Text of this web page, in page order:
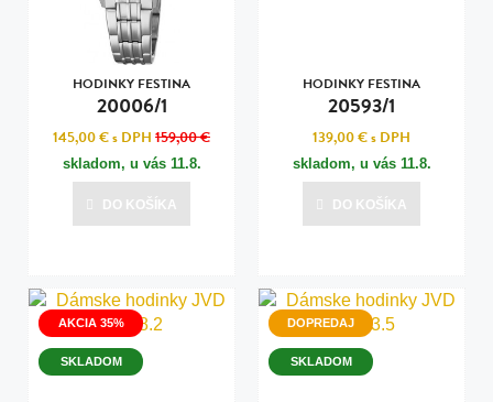
HODINKY FESTINA
20006/1
145,00 €s DPH 159,00 €
skladom, u vás 11.8.
DO KOŠÍKA
HODINKY FESTINA
20593/1
139,00 €s DPH
skladom, u vás 11.8.
DO KOŠÍKA
AKCIA 35%
SKLADOM
DOPREDAJ
SKLADOM